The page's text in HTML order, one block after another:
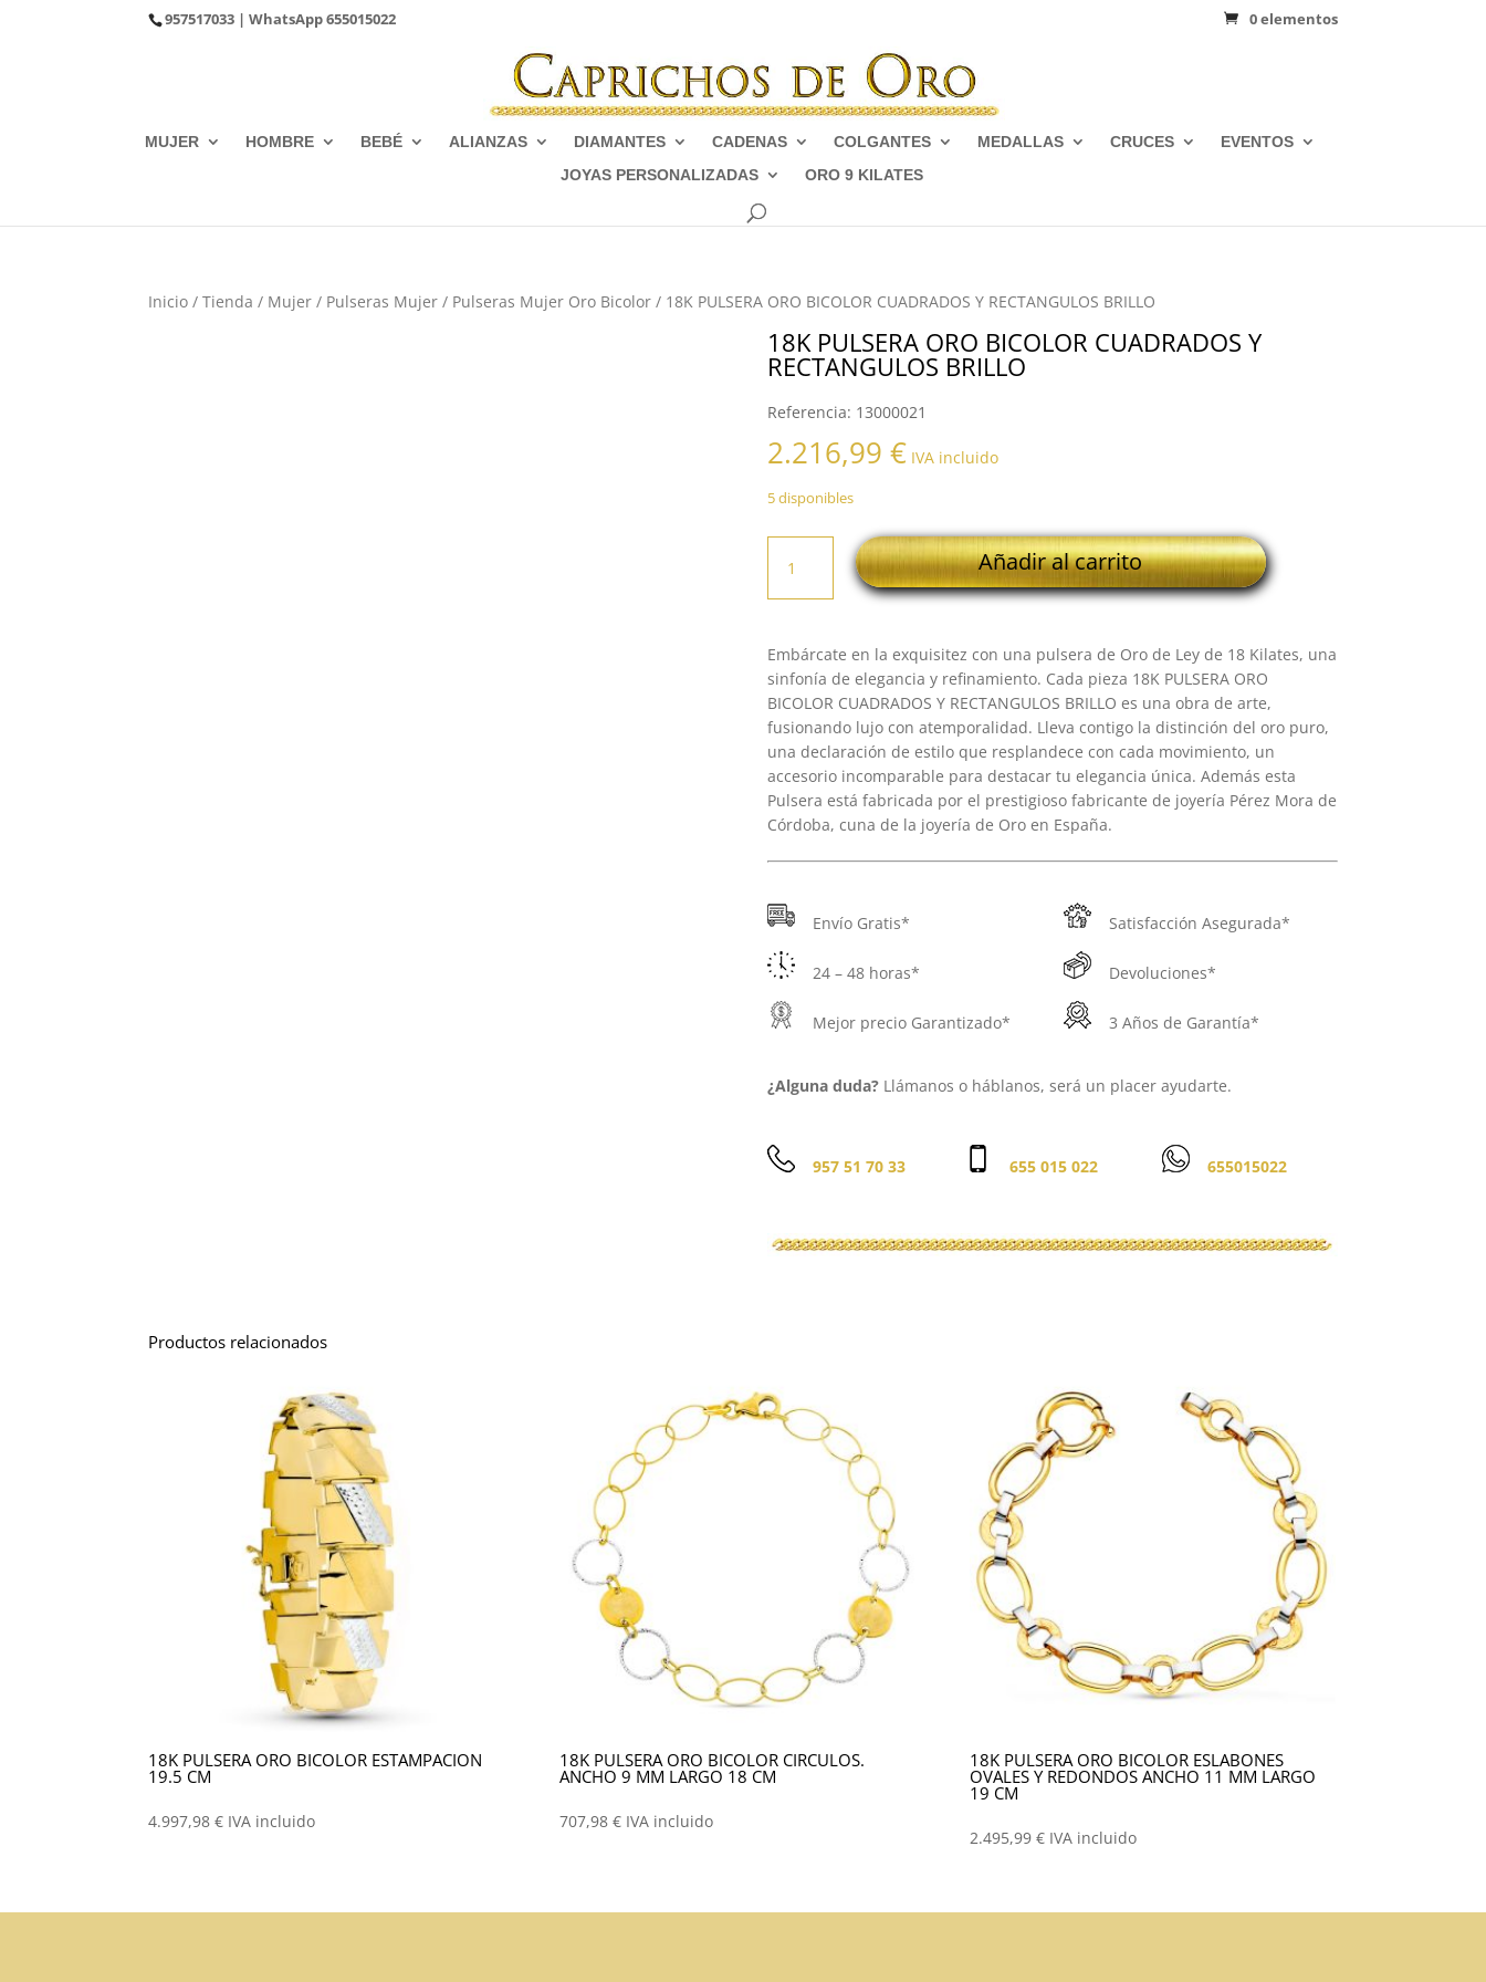
957517033 | WhatsApp655015022 0 elementos
MUJER HOMBRE BEBÉ ALIANZAS DIAMANTES CADENAS COLGANTES MEDALLAS CRUCES
EVENTOS
JOYAS PERSONALIZADAS
ORO 9 KILATES
Inicio /Tienda / Mujer / Pulseras Mujer / Pulseras Mujer Oro Bicolor / 18K PULSERA ORO BICOLOR CUADRADOS Y RECTANGULOS BRILLO
18K PULSERA ORO BICOLOR CUADRADOS Y
RECTANGULOS BRILLO
Referencia: 13000021
2.216,99 € IVA incluido
5 disponibles
PULSERA
ORO
CUADRADOS
BRILLO
cantidad
Añadir al carrito
Embárcate en la exquisitez con una pulsera de Oro de Ley de 18 Kilates, una
sinfonía de elegancia y refinamiento. Cada pieza 18K PULSERA ORO
BICOLOR CUADRADOS Y RECTANGULOS BRILLO es una obra de arte,
fusionando lujo con atemporalidad. Lleva contigo la distinción del oro puro,
una declaración de estilo que resplandece con cada movimiento, un
accesorio incomparable para destacar tu elegancia única. Además esta
Pulsera está fabricada por el prestigioso fabricante de joyería Pérez Mora de
Córdoba, cuna de la joyería de Oro en España.
Envío Gratis*
24 – 48 horas*
Mejor precio Garantizado*
Satisfacción Asegurada*
Devoluciones*
3 Años de Garantía*
¿Alguna duda?Llámanos o háblanos, será un placer ayudarte.
957 51 70 33 655 015 022 655015022
Productos relacionados
18K PULSERA ORO BICOLOR ESTAMPACION
19.5 CM
4.997,98€ IVA incluido
18K PULSERA ORO BICOLOR CIRCULOS.
ANCHO 9 MM LARGO 18 CM
707,98 € IVA incluido
18K PULSERA ORO BICOLOR ESLABONES
OVALES Y REDONDOS ANCHO 11 MM LARGO
19 CM
2.495,99€ IVA incluido